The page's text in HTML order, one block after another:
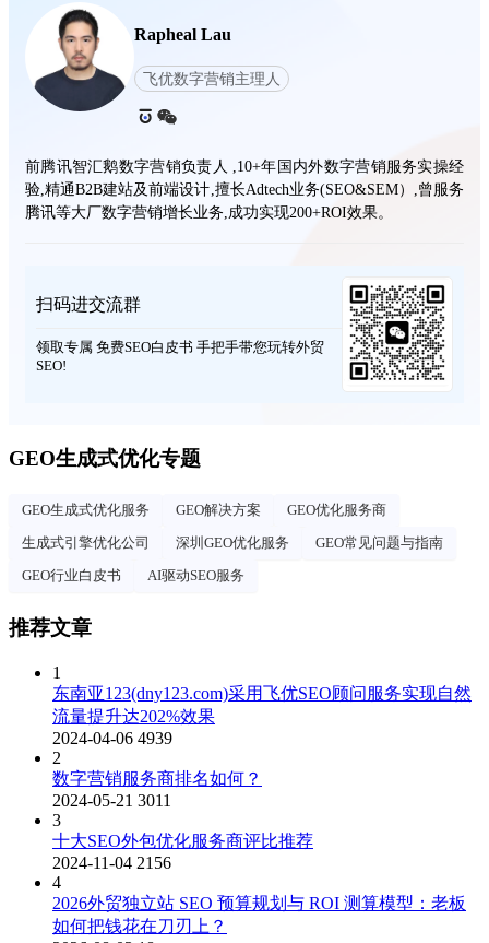
Rapheal Lau
飞优数字营销主理人
前腾讯智汇鹅数字营销负责人 ,10+年国内外数字营销服务实操经
验,精通B2B建站及前端设计,擅长Adtech业务(SEO&SEM）,曾服务
腾讯等大厂数字营销增长业务,成功实现200+ROI效果。
扫码进交流群
领取专属 免费SEO白皮书 手把手带您玩转外贸
SEO!
GEO生成式优化专题
GEO生成式优化服务 GEO解决方案
GEO优化服务商
生成式引擎优化公司
深圳GEO优化服务
GEO常见问题与指南
GEO行业白皮书
AI驱动SEO服务
推荐文章
1
东南亚123(dny123.com)采用飞优SEO顾问服务实现自然
流量提升达202%效果
2024-04-06 4939
2
数字营销服务商排名如何？
2024-05-21 3011
3
十大SEO外包优化服务商评比推荐
2024-11-04 2156
4
2026外贸独立站 SEO 预算规划与 ROI 测算模型：老板
如何把钱花在刀刃上？